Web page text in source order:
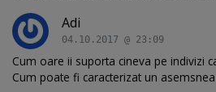
Adi
04.10.2017 @ 23:09
Cum oare ii suporta cineva pe indivizi
Cum poate fi caracterizat un